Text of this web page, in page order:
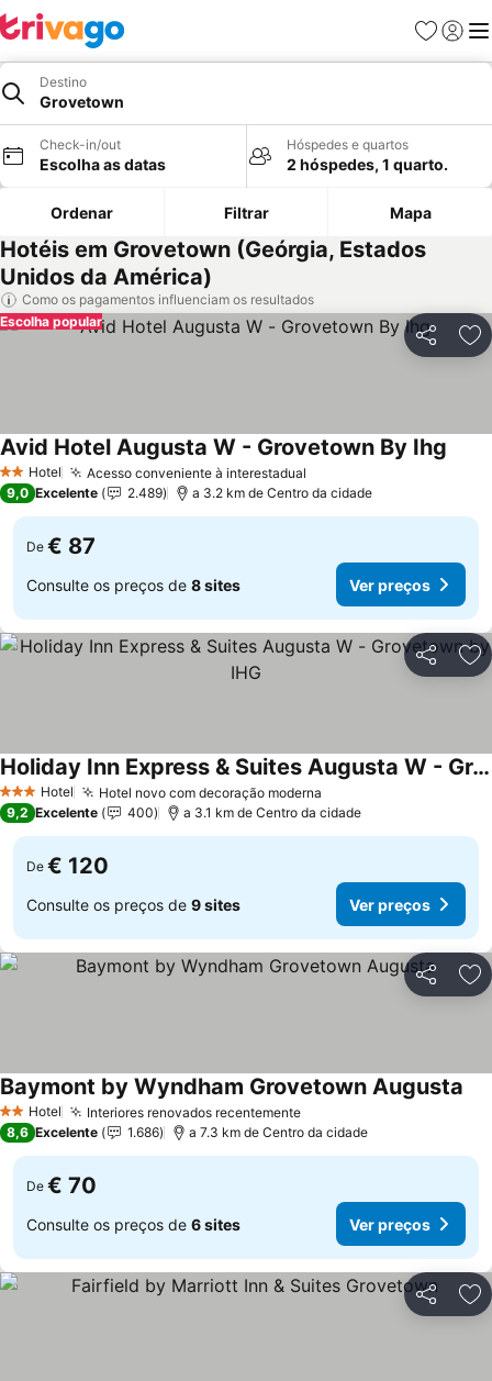
Favoritos
Iniciar
Destino
Grovetown
Check-in/out
Escolha as datas
Hóspedes e quartos
2 hóspedes, 1 quarto.
Ordenar Filtrar Mapa
Hotéis em Grovetown (Geórgia, Estados
Unidos da América)
Como os pagamentos influenciam os resultados
Partilhar
Escolha popular
2 Estrelas
Hotel Acesso conveniente à interestadual
Avid Hotel Augusta W - Grovetown By Ihg
9,0 Excelente 2.489 a 3.2 km de Centro da cidade
De € 87
Consulte os preços de 8 sites Ver preços
Partilhar
3 EstrelasHotel Hotel novo com decoração moderna
Holiday Inn Express & Suites Augusta W - Grovetown by IHG
9,2 Excelente 400 a 3.1 km de Centro da cidade
De € 120
Consulte os preços de 9 sites Ver preços
Partilhar
2 Estrelas
Hotel Interiores renovados recentemente
Baymont by Wyndham Grovetown Augusta
8,6 Excelente 1.686 a 7.3 km de Centro da cidade
De € 70
Consulte os preços de 6 sites Ver preços
Partilhar